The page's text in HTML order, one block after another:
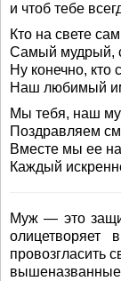
и чтоб тебе
Кто на свете
Самый мудрый,
Ну конечно, кто
Наш любимый
Мы тебя, наш
Поздравляем
Вместе мы ее
Каждый
Муж — это
провозгласить